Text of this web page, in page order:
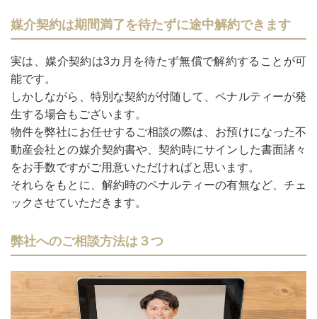
媒介契約は期間満了を待たずに途中解約できます
実は、媒介契約は3カ月を待たず無償で解約することが可
能です。
しかしながら、特別な契約が付随して、ペナルティーが発
生する場合もございます。
物件を弊社にお任せするご相談の際は、お預けになった不
動産会社との媒介契約書や、契約時にサインした書面諸々
をお手数ですがご用意いただければと思います。
それらをもとに、解約時のペナルティーの有無など、チェ
ックさせていただきます。
弊社へのご相談方法は３つ